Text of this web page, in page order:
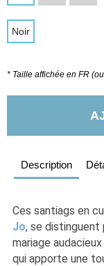
Noir
* Taille affichée en FR
Description
Ces santiags en
Jo, se distinguent
mariage
qui apporte une